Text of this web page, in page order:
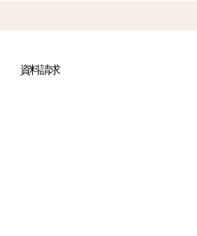
資料請求